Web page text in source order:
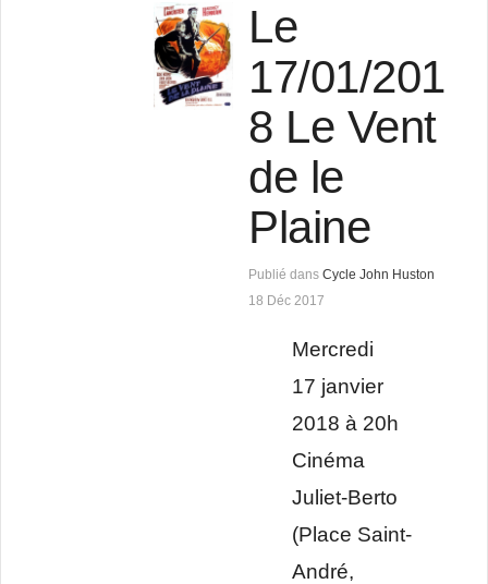
Le
17/01/201
8 Le Vent
de le
Plaine
Publié dans Cycle John Huston
18 Déc 2017
Mercredi
17 janvier
2018 à 20h
Cinéma
Juliet-Berto
(Place Saint-
André,